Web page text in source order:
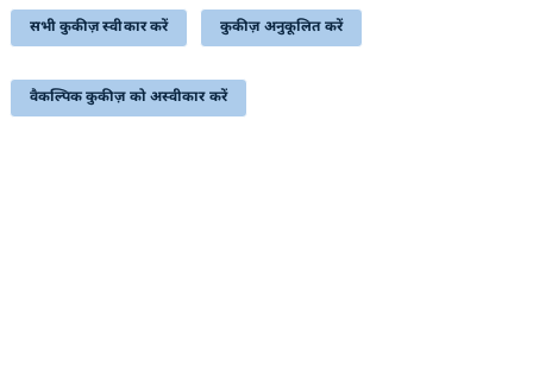
सभी कुकीज़ स्वीकार करें कुकीज़ अनुकूलित करें
वैकल्पिक कुकीज़ को अस्वीकार करें
सहायता
सम्बंधित लिंक्स